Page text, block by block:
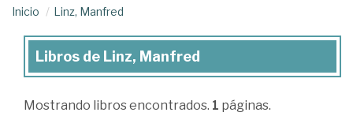
Inicio Linz, Manfred
Libros
Linz,
Libros de Linz, Manfred
Mostrando libros encontrados. 1 páginas.